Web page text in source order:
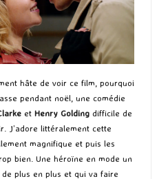
hâte de voir ce film, pourquoi
pendant noël, une comédie
et Henry Golding difficile de
J’adore littéralement cette
magnifique et puis les
bien. Une héroïne en mode un
de plus en plus et qui va faire